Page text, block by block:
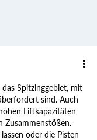
Spitzinggebiet, mit
sind. Auch
Liftkapazitäten
Zusammenstößen.
oder die Pisten